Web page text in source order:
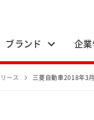
ブランド 企業
ース 三菱自動車2018年3